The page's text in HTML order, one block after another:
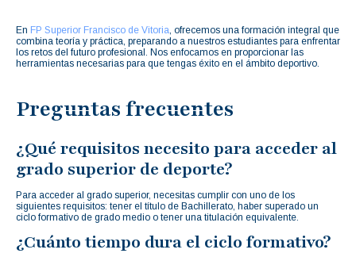
En FP Superior Francisco de Vitoria, ofrecemos una formación integral que
combina teoría y práctica, preparando a nuestros estudiantes para enfrentar
los retos del futuro profesional. Nos enfocamos en proporcionar las
herramientas necesarias para que tengas éxito en el ámbito deportivo.
Preguntas frecuentes
¿Qué requisitos necesito para acceder al
grado superior de deporte?
Para acceder al grado superior, necesitas cumplir con uno de los
siguientes requisitos: tener el título de Bachillerato, haber superado un
ciclo formativo de grado medio o tener una titulación equivalente.
¿Cuánto tiempo dura el ciclo formativo?